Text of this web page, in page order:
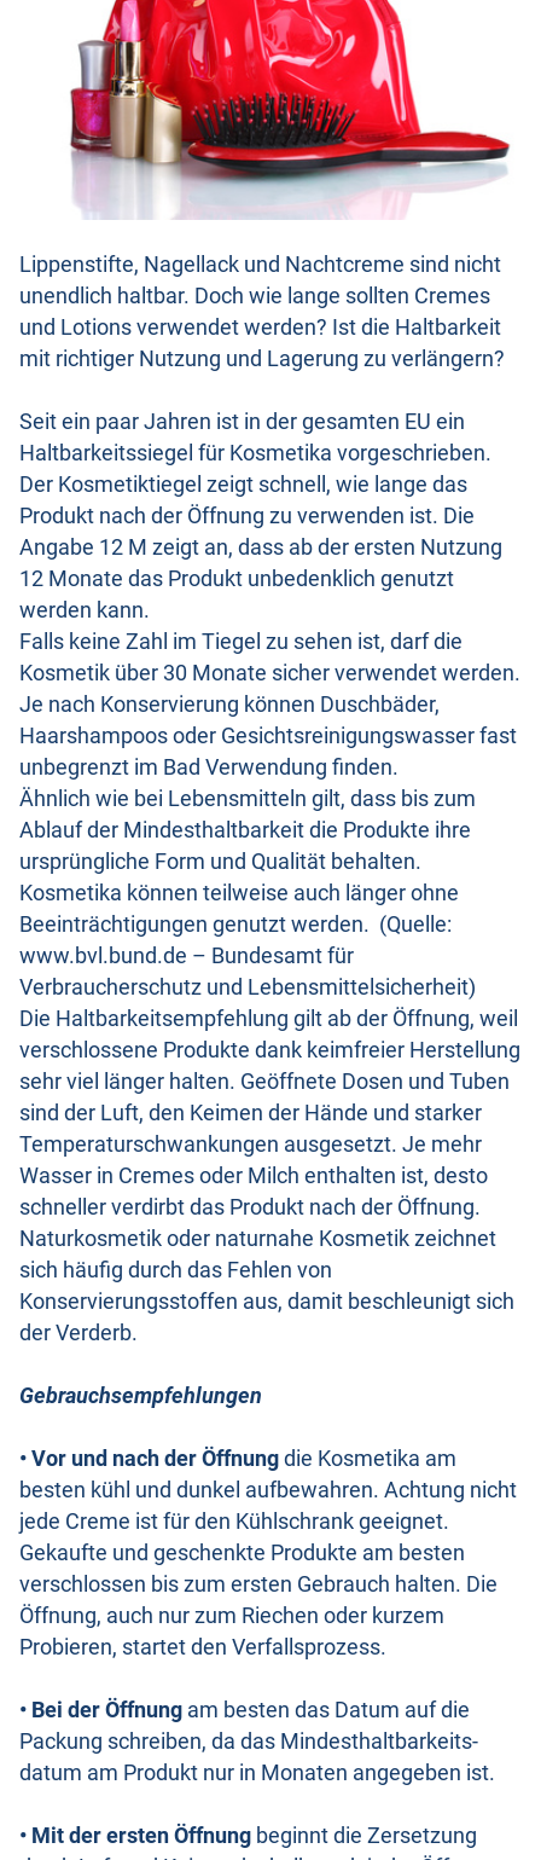
Lippenstifte, Nagellack und Nachtcreme sind nicht
unendlich haltbar. Doch wie lange sollten Cremes
und Lotions verwendet werden? Ist die Haltbarkeit
mit richtiger Nutzung und Lagerung zu verlängern?
Seit ein paar Jahren ist in der gesamten EU ein
Haltbarkeitssiegel für Kosmetika vorgeschrieben.
Der Kosmetiktiegel zeigt schnell, wie lange das
Produkt nach der Öffnung zu verwenden ist. Die
Angabe 12 M zeigt an, dass ab der ersten Nutzung
12 Monate das Produkt unbedenklich genutzt
werden kann.
Falls keine Zahl im Tiegel zu sehen ist, darf die
Kosmetik über 30 Monate sicher verwendet werden.
Je nach Konservierung können Duschbäder,
Haarshampoos oder Gesichtsreinigungswasser fast
unbegrenzt im Bad Verwendung finden.
Ähnlich wie bei Lebensmitteln gilt, dass bis zum
Ablauf der Mindesthaltbarkeit die Produkte ihre
ursprüngliche Form und Qualität behalten.
Kosmetika können teilweise auch länger ohne
Beeinträchtigungen genutzt werden. (Quelle:
www.bvl.bund.de – Bundesamt für
Verbraucherschutz und Lebensmittelsicherheit)
Die Haltbarkeitsempfehlung gilt ab der Öffnung, weil
verschlossene Produkte dank keimfreier Herstellung
sehr viel länger halten. Geöffnete Dosen und Tuben
sind der Luft, den Keimen der Hände und starker
Temperaturschwankungen ausgesetzt. Je mehr
Wasser in Cremes oder Milch enthalten ist, desto
schneller verdirbt das Produkt nach der Öffnung.
Naturkosmetik oder naturnahe Kosmetik zeichnet
sich häufig durch das Fehlen von
Konservierungsstoffen aus, damit beschleunigt sich
der Verderb.
Gebrauchsempfehlungen
• Vor und nach der Öffnung die Kosmetika am
besten kühl und dunkel aufbewahren. Achtung nicht
jede Creme ist für den Kühlschrank geeignet.
Gekaufte und geschenkte Produkte am besten
verschlossen bis zum ersten Gebrauch halten. Die
Öffnung, auch nur zum Riechen oder kurzem
Probieren, startet den Verfallsprozess.
• Bei der Öffnung am besten das Datum auf die
Packung schreiben, da das Mindesthaltbarkeits-
datum am Produkt nur in Monaten angegeben ist.
• Mit der ersten Öffnung beginnt die Zersetzung